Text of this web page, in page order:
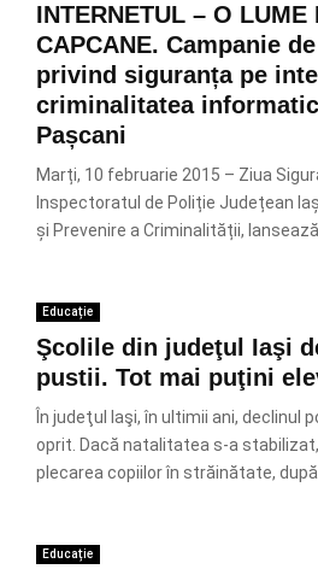
INTERNETUL – O LUME
CAPCANE. Campanie
privind siguranța pe
criminalitatea
Pașcani
Marți, 10 februarie 2015 – Ziua
Inspectoratul de Poliție Județean
și Prevenire a Criminalității,
Educație
Şcolile din judeţul Iaşi
pustii. Tot mai puţini
În judeţul Iaşi, în ultimii ani, declinul
oprit. Dacă natalitatea s-a
plecarea copiilor în străinătate, după
Educație